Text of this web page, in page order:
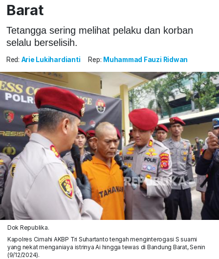
Barat
Tetangga sering melihat pelaku dan korban
selalu berselisih.
Red: Arie Lukihardianti Rep: Muhammad Fauzi Ridwan
Dok Republika.
Kapolres Cimahi AKBP Tri Suhartanto tengah menginterogasi S suami
yang nekat menganiaya istrinya Ai hingga tewas di Bandung Barat, Senin
(9/12/2024).